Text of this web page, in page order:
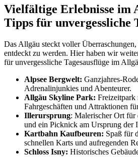
Vielfältige Erlebnisse im
Tipps für unvergessliche
Das Allgäu steckt voller
entdeckt zu werden. Hier haben wir
für unvergessliche Tagesausflüge im
Alpsee Bergwelt: Ganzjahres-
Adrenalinjunkies und Abenteurer.
Allgäu Skyline Park: Freizeitpark
Fahrgeschäften und Attraktionen
Illerursprung: Malerischer Ort für
und ein Picknick am Ursprung der
Kartbahn Kaufbeuren: Spaß für
schnellen Karts und aufregenden
Schloss Isny: Historisches